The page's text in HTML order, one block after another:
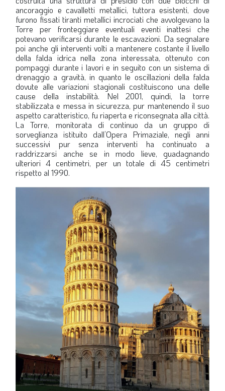
ancoraggio e cavalletti metallici, tuttora esistenti, dove
furono fissati tiranti metallici incrociati che avvolgevano la
Torre per fronteggiare eventuali eventi inattesi che
potevano verificarsi durante le escavazioni. Da segnalare
poi anche gli interventi volti a mantenere costante il livello
della falda idrica nella zona interessata, ottenuto con
pompaggi durante i lavori e in seguito con un sistema di
drenaggio a gravità, in quanto le oscillazioni della falda
dovute alle variazioni stagionali costituiscono una delle
cause della instabilità. Nel 2001, quindi, la torre
stabilizzata e messa in sicurezza, pur mantenendo il suo
aspetto caratteristico, fu riaperta e riconsegnata alla città.
La Torre, monitorata di continuo da un gruppo di
sorveglianza istituito dall’Opera Primaziale, negli anni
successivi pur senza interventi ha continuato a
raddrizzarsi anche se in modo lieve, guadagnando
ulteriori 4 centimetri, per un totale di 45 centimetri
rispetto al 1990.